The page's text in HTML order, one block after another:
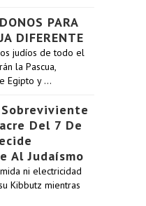
PARA
DIFERENTE
judíos de todo el
la Pascua,
Egipto y …
Sobreviviente
Del 7 De
Al Judaísmo
ni electricidad
Kibbutz mientras